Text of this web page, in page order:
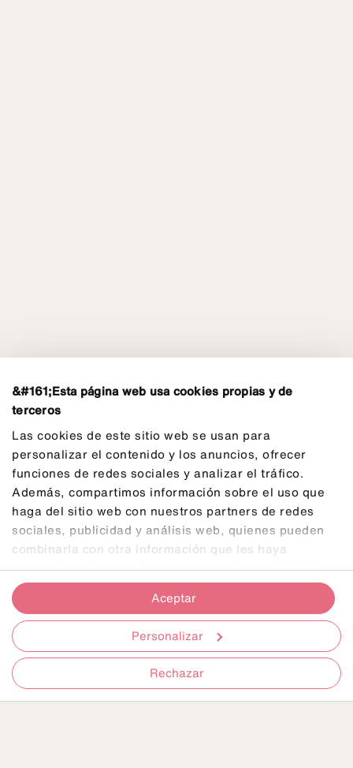
&#161;Esta página web usa cookies propias y de
terceros
Las cookies de este sitio web se usan para
personalizar el contenido y los anuncios, ofrecer
funciones de redes sociales y analizar el tráfico.
Además, compartimos información sobre el uso que
haga del sitio web con nuestros partners de redes
sociales, publicidad y análisis web, quienes pueden
combinarla con otra información que les haya
proporcionado o que hayan recopilado a partir del uso
que haya hecho de sus servicios.
Aceptar
Personalizar
Rechazar
Programa Mundicolor
IMSERSO seguro
de viagem
Todas as informações sobre o seu seguro de
assistência em viagem